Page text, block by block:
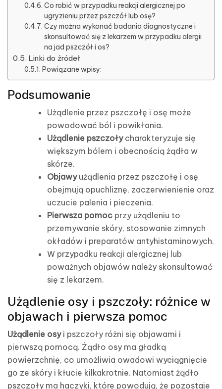
Co robić w przypadku reakcji alergicznej po
ugryzieniu przez pszczół lub osę?
Czy można wykonać badania diagnostyczne i
skonsultować się z lekarzem w przypadku alergii
na jad pszczół i os?
Linki do źródeł
Powiązane wpisy:
Podsumowanie
Użądlenie przez pszczołę i osę może
powodować ból i powikłania.
Użądlenie pszczołycharakteryzuje się
większym bólem i obecnością żądła w
skórze.
Objawyużądlenia przez pszczołę i osę
obejmują opuchliznę, zaczerwienienie oraz
uczucie palenia i pieczenia.
Pierwsza pomoc przy użądleniu to
przemywanie skóry, stosowanie zimnych
okładów i preparatów antyhistaminowych.
W przypadku reakcji alergicznej lub
poważnych objawów należy skonsultować
się z lekarzem.
Użądlenie osy i pszczoły: różnice w
objawach i pierwsza pomoc
Użądlenie osyi pszczoły różni się objawami i
pierwszą pomocą. Żądło osy ma gładką
powierzchnię, co umożliwia owadowi wyciągnięcie
go ze skóry i kłucie kilkakrotnie. Natomiast żądło
pszczoły ma haczyki, które powodują, że pozostaje